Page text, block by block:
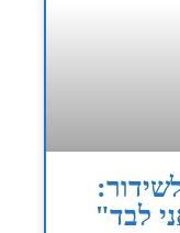
לבד"